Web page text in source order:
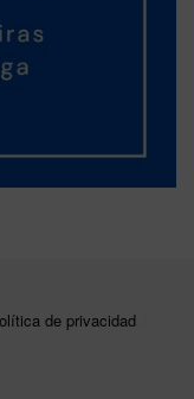
de privacidad